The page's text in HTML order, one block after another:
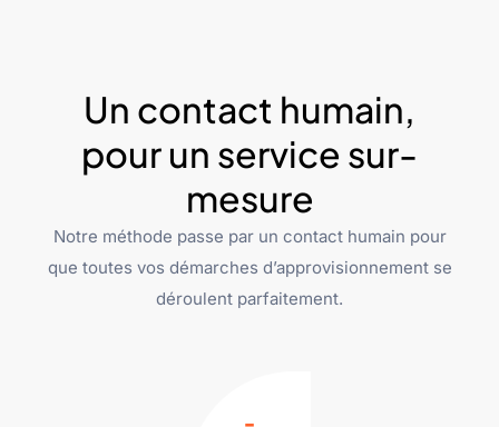
Un contact humain,
pour un service sur-
mesure
Notre méthode passe par un contact humain pour
que toutes vos démarches d’approvisionnement se
déroulent parfaitement.